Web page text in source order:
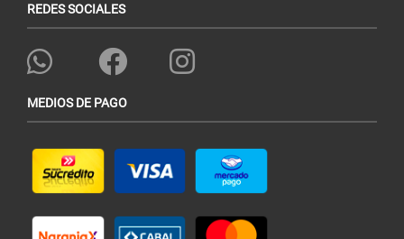
REDES SOCIALES
MEDIOS DE PAGO